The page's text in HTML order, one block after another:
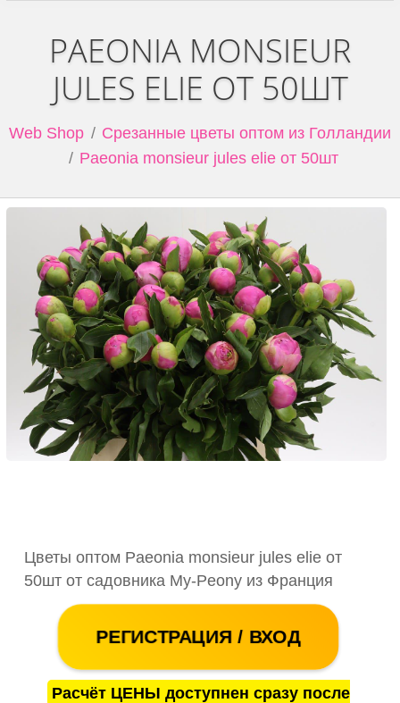
PAEONIA MONSIEUR
JULES ELIE ОТ 50ШТ
Web Shop
Срезанные цветы оптом из Голландии
Paeonia monsieur jules elie от 50шт
Цветы оптом Paeonia monsieur jules elie от
50шт от садовника My-Peony из Франция
РЕГИСТРАЦИЯ / ВХОД
Расчёт ЦЕНЫ доступнен сразу после